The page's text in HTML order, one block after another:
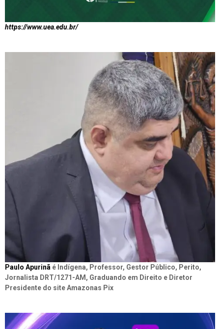
https://www.uea.edu.br/
Paulo Apurinã é Indígena, Professor, Gestor Público, Perito,
Jornalista DRT/1271-AM, Graduando em Direito e Diretor
Presidente do site Amazonas Pix